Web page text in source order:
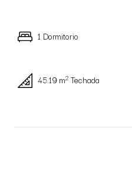
1 Dormitorio
45.19 m2 Techada